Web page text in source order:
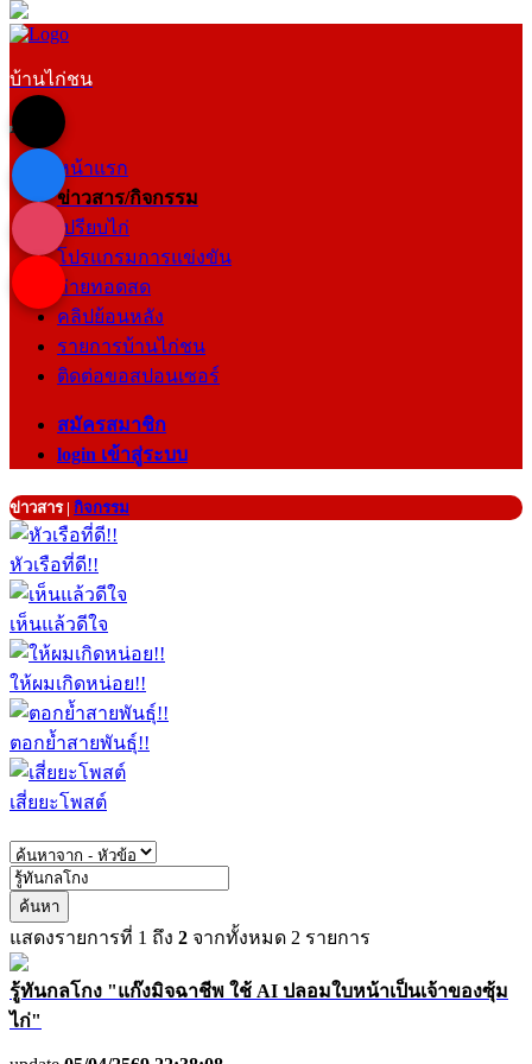
บ้านไก่ชน
หน้าแรก
ข่าวสาร/กิจกรรม
เปรียบไก่
โปรแกรมการแข่งขัน
ถ่ายทอดสด
คลิปย้อนหลัง
รายการบ้านไก่ชน
ติดต่อขอสปอนเซอร์
สมัครสมาชิก
login เข้าสู่ระบบ
ข่าวสาร| กิจกรรม
หัวเรือที่ดี!!
เห็นแล้วดีใจ
ให้ผมเกิดหน่อย!!
ตอกย้ำสายพันธุ์!!
เสี่ยยะโพสต์
ค้นหา
แสดงรายการที่ 1 ถึง 2 จากทั้งหมด 2 รายการ
รู้ทันกลโกง "แก๊งมิจฉาชีพ ใช้ AI ปลอมใบหน้าเป็นเจ้าของซุ้ม
ไก่"